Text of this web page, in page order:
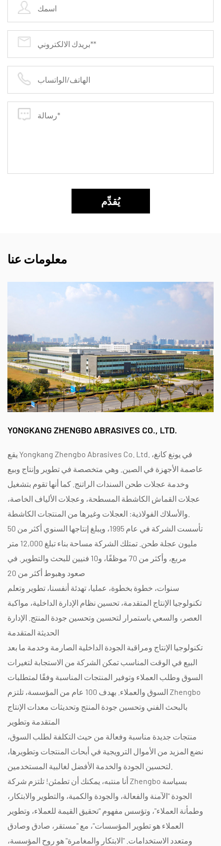
حدوث شرارة أو أضرار أخرى، مما يحافظ على مساحة
فعال من حيث التكلفة: إن قرص تلميع الخشب المعدني
الخاص بنا هو مادة استهلاكية ميسورة التكلفة توفر قيمة
جيدة مقابل المال. إن عمر التشغيل الطويل ومجموعة
واسعة من التطبيقات تجعله الاختيار الأمثل للعملاء الذين
يُقدِّم
معلومات عنا
YONGKANG ZHENGBO ABRASIVES CO., LTD.
يقع Yongkang Zhengbo Abrasives Co. Ltd. في يونغ كانغ،
عاصمة الأجهزة في الصين. وهي متخصصة في تطوير وإنتاج وبيع
وخدمة عجلات طحن السندات الراتنج. كما أنها تقوم بتشغيل
عجلات القماش الكاشطة المسطحة، وعجلات الألياف الخاصة،
تأسست الشركة في عام 1995، ويبلغ إنتاجها السنوي أكثر من 50
مليون عجلة طحن. تمتلك الشركة مساحة بناء تبلغ 12,000 متر
مربع، وأكثر من 70 موظفًا، و10 فنيين للبحث والتطوير. في
صعود وهبوط أكثر من 20
سنوات، خطوة بخطوة، عمليا، تهدئة أنفسنا، تطوير وتعلم
تكنولوجيا الإنتاج المتقدمة، تحسين نظام الإدارة الداخلية، مواكبة
العصر، والسعي باستمرار لتحسين وتحسين جودة المنتج. الإدارة
الحديثة المتقدمة
تكنولوجيا الإنتاج ومراقبة الجودة الداخلية الصارمة وخدمة ما بعد
البيع في الوقت المناسب تمكن الشركة من الاستجابة لتغيرات
السوق وطلب العملاء وتوفير المنتجات المناسبة وفقًا لمتطلبات
السوق والعملاء. بهدف 100 عام من المؤسسة، تلتزم Zhengbo
بالبحث الفني وتحسين جودة المنتج وتحديثات معدات الإنتاج
المتقدمة وتطوير
منتجات جديدة مناسبة وفعالة من حيث التكلفة لطلب السوق،
نضع المزيد من الأموال الترويجية في أبحاث المنتجات وتطويرها،
أنا منتبه، يمكنك أن تطمئن! تلتزم شركة Zhengbo بسياسة
الجودة "الآمنة والفعالة، والجودة والكمية، والتطوير والابتكار،
وطمأنة العملاء"، وتؤسس مفهوم "تحقيق القيمة للعملاء، وتطوير
العملاء هو تطوير المؤسسات"، مع "مستقر، صادق وصادق
ومتعدد الاستخدامات. "الابتكار والمغامرة" هو روح المؤسسة،